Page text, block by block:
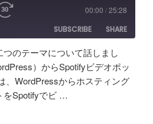
00:00 /25:28
SUBSCRIBE
SHARE
Apple Podcasts
Spotify
のテーマについて話しまし
）からSpotifyビデオポッ
、WordPressからホスティング
をSpotifyでビ …